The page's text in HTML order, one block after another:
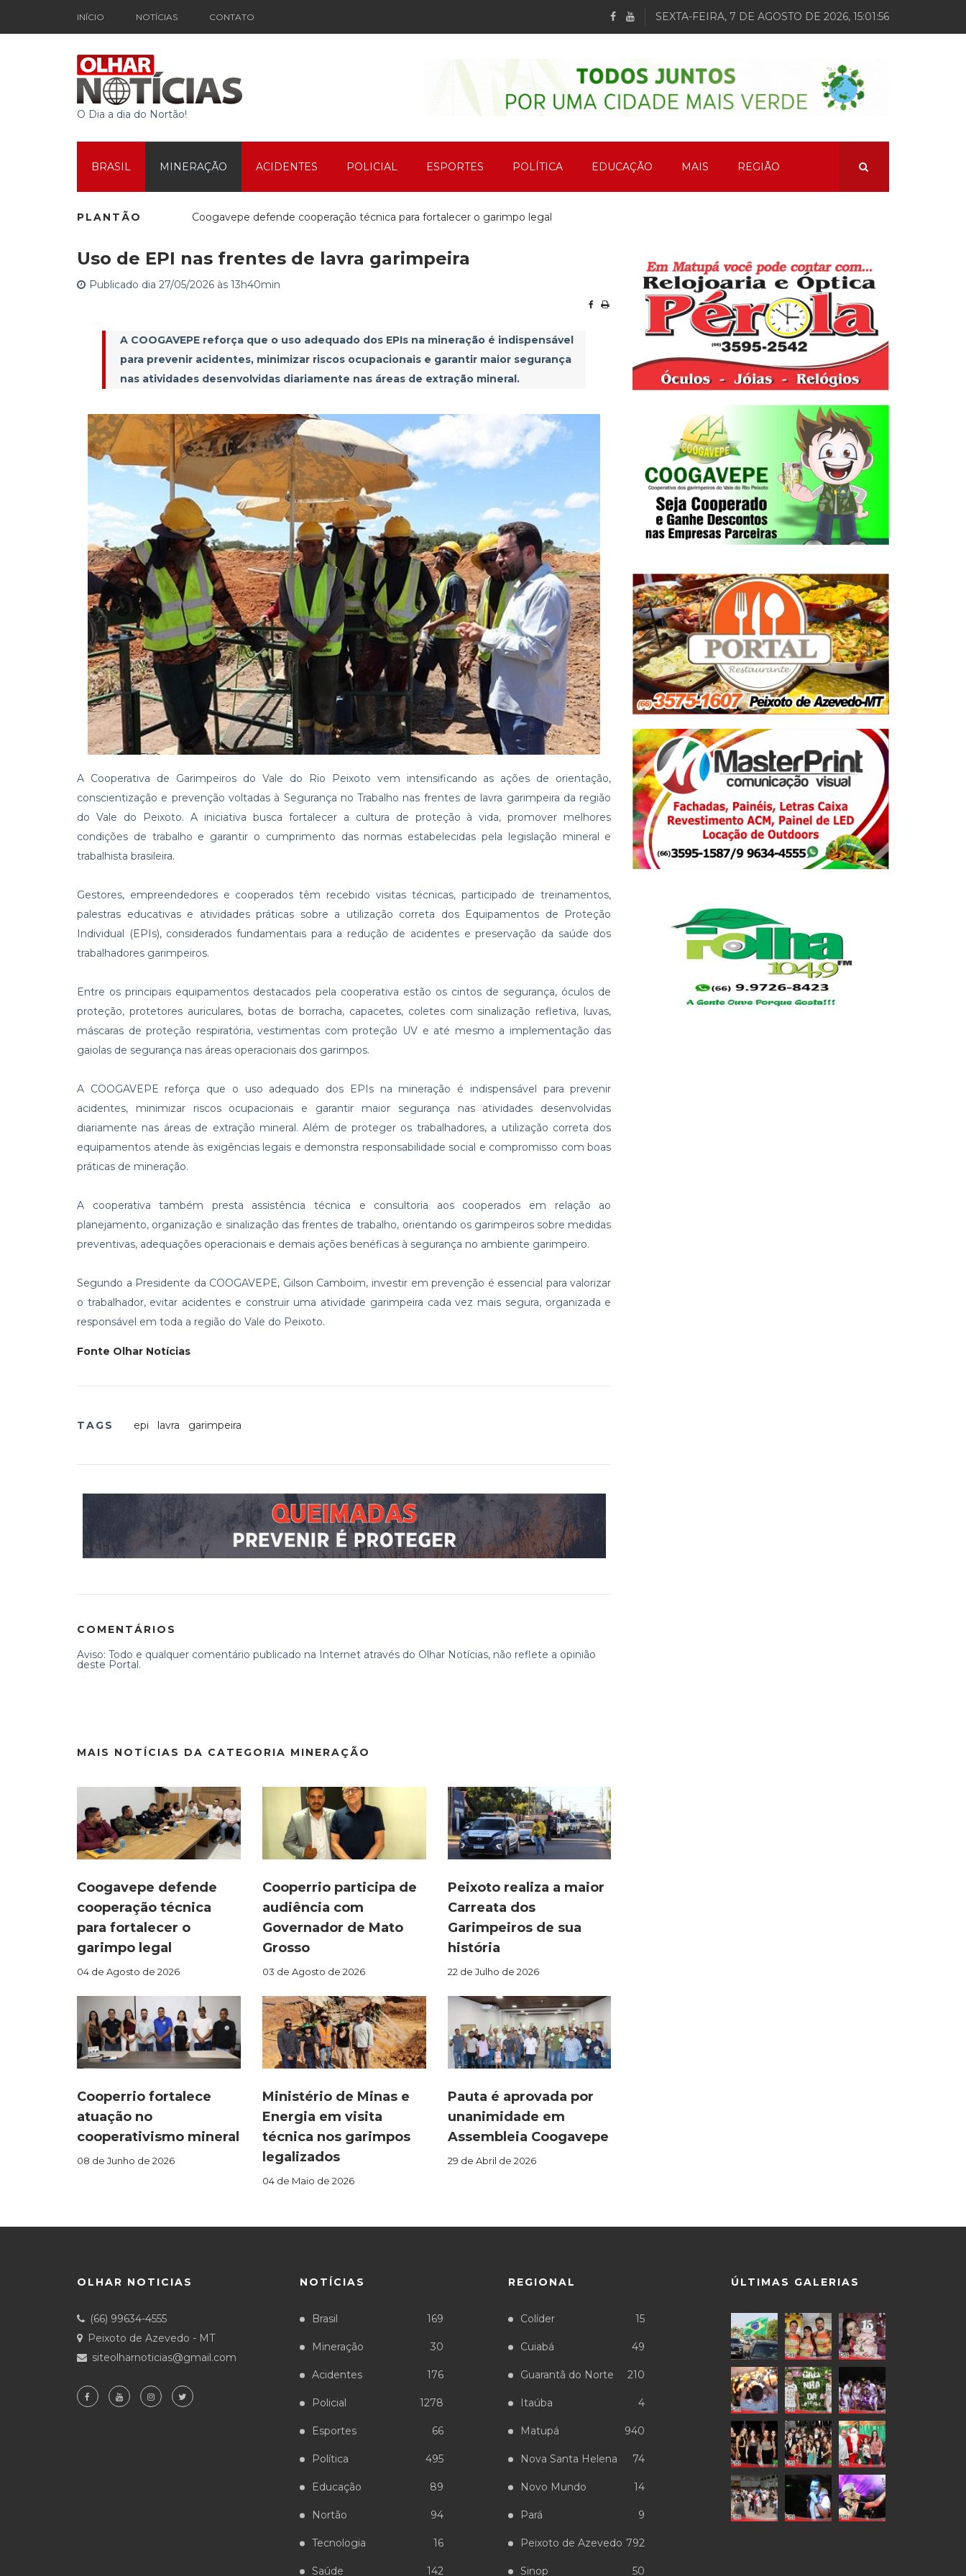
INÍCIO NOTÍCIAS CONTATO SEXTA-FEIRA, 7 DE AGOSTO DE 2026, 15:01:58
O Dia a dia do Nortão!
BRASIL MINERAÇÃO ACIDENTES POLICIAL ESPORTES POLÍTICA EDUCAÇÃO MAIS REGIÃO
PLANTÃO Coogavepe defende cooperação técnica para fortalecer o garimpo legal
Mutirão Social em Movimento no Bairro Mãe de Deus em Peixoto
R$ 14 milhões garantidos para água tratada de União do Norte
Direito a quem tem Direito: Prefeito convoca aprovados em concurso no ano de 2024
Uso de EPI nas frentes de lavra garimpeira
Publicado dia 27/05/2026 às 13h40min
A COOGAVEPE reforça que o uso adequado dos EPIs na mineração é indispensável
para prevenir acidentes, minimizar riscos ocupacionais e garantir maior segurança
nas atividades desenvolvidas diariamente nas áreas de extração mineral.
A Cooperativa de Garimpeiros do Vale do Rio Peixoto vem intensificando as ações de orientação,
conscientização e prevenção voltadas à Segurança no Trabalho nas frentes de lavra garimpeira da região
do Vale do Peixoto. A iniciativa busca fortalecer a cultura de proteção à vida, promover melhores
condições de trabalho e garantir o cumprimento das normas estabelecidas pela legislação mineral e
trabalhista brasileira.
Gestores, empreendedores e cooperados têm recebido visitas técnicas, participado de treinamentos,
palestras educativas e atividades práticas sobre a utilização correta dos Equipamentos de Proteção
Individual (EPIs), considerados fundamentais para a redução de acidentes e preservação da saúde dos
trabalhadores garimpeiros.
Entre os principais equipamentos destacados pela cooperativa estão os cintos de segurança, óculos de
proteção, protetores auriculares, botas de borracha, capacetes, coletes com sinalização refletiva, luvas,
máscaras de proteção respiratória, vestimentas com proteção UV e até mesmo a implementação das
gaiolas de segurança nas áreas operacionais dos garimpos.
A COOGAVEPE reforça que o uso adequado dos EPIs na mineração é indispensável para prevenir
acidentes, minimizar riscos ocupacionais e garantir maior segurança nas atividades desenvolvidas
diariamente nas áreas de extração mineral. Além de proteger os trabalhadores, a utilização correta dos
equipamentos atende às exigências legais e demonstra responsabilidade social e compromisso com boas
práticas de mineração.
A cooperativa também presta assistência técnica e consultoria aos cooperados em relação ao
planejamento, organização e sinalização das frentes de trabalho, orientando os garimpeiros sobre medidas
preventivas, adequações operacionais e demais ações benéficas à segurança no ambiente garimpeiro.
Segundo a Presidente da COOGAVEPE, Gilson Camboim, investir em prevenção é essencial para valorizar
o trabalhador, evitar acidentes e construir uma atividade garimpeira cada vez mais segura, organizada e
responsável em toda a região do Vale do Peixoto.
Fonte Olhar Notícias
TAGS epi lavra garimpeira
COMENTÁRIOS
Aviso: Todo e qualquer comentário publicado na Internet através do Olhar Notícias, não reflete a opinião
deste Portal.
MAIS NOTÍCIAS DA CATEGORIA MINERAÇÃO
Coogavepe defende
cooperação técnica
para fortalecer o
garimpo legal
04 de Agosto de 2026
Cooperrio participa de
audiência com
Governador de Mato
Grosso
03 de Agosto de 2026
Peixoto realiza a maior
Carreata dos
Garimpeiros de sua
história
22 de Julho de 2026
Cooperrio fortalece
atuação no
cooperativismo mineral
08 de Junho de 2026
Ministério de Minas e
Energia em visita
técnica nos garimpos
legalizados
04 de Maio de 2026
Pauta é aprovada por
unanimidade em
Assembleia Coogavepe
29 de Abril de 2026
OLHAR NOTICIAS
(66) 99634-4555
Peixoto de Azevedo - MT
siteolharnoticias@gmail.com
NOTÍCIAS
Brasil 169
Mineração 30
Acidentes 176
Policial 1278
Esportes 66
Política 495
Educação 89
Nortão 94
Tecnologia 16
Saúde 142
REGIONAL
Colíder 15
Cuiabá 49
Guarantã do Norte 210
Itaúba 4
Matupá 940
Nova Santa Helena 74
Novo Mundo 14
Pará 9
Peixoto de Azevedo 792
Sinop 50
ÚLTIMAS GALERIAS